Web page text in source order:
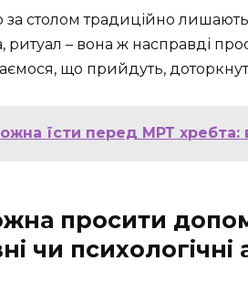
за столом традиційно
ритуал – вона ж насправді
що прийдуть,
їсти перед МРТ хребта:
просити
чи психологічні